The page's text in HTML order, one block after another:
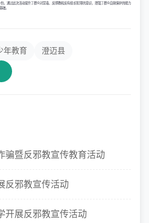
通过此次活动提升了群众对禁毒、反邪教和反有组织犯罪的意识，增强了群众自我保护的能力
础。
年教育 澄迈县
骗暨反邪教宣传教育活动
反邪教宣传活动
开展反邪教宣传活动